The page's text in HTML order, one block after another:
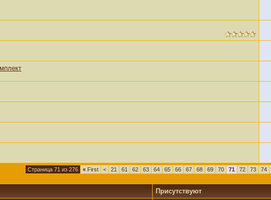
Страница 71 из 276 « First < 21 61 62 63 64 65 66 67 68 69 70 71 72 73 74
Присутствуют